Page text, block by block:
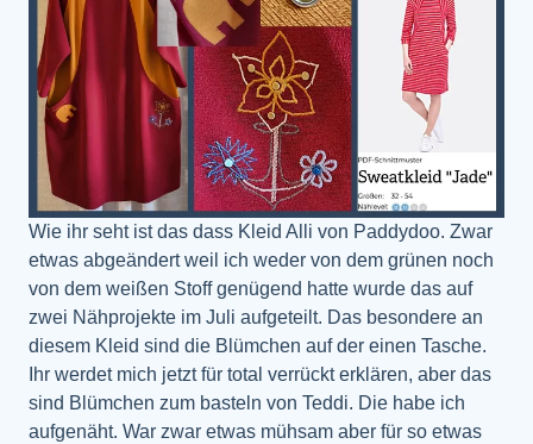
Wie ihr seht ist das dass Kleid Alli von Paddydoo. Zwar
etwas abgeändert weil ich weder von dem grünen noch
von dem weißen Stoff genügend hatte wurde das auf
zwei Nähprojekte im Juli aufgeteilt. Das besondere an
diesem Kleid sind die Blümchen auf der einen Tasche.
Ihr werdet mich jetzt für total verrückt erklären, aber das
sind Blümchen zum basteln von Teddi. Die habe ich
aufgenäht. War zwar etwas mühsam aber für so etwas